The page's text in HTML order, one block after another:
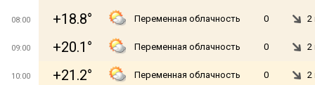
08:00 +18.8° Переменная облачность 0 2
09:00 +20.1° Переменная облачность 0 2
10:00 +21.2° Переменная облачность 0 2